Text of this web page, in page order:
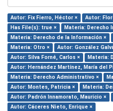
Autor: Fix Fierro, Héctor ×
Autor:
Has File(s): true ×
Materia: Derecho
Materia: Derecho de la Información ×
Materia: Otro ×
Autor: González
Autor: Silva Forné, Carlos ×
Materia:
Autor: Hernández Martínez, María del
Materia: Derecho Administrativo ×
Autor: Montes, Patricia ×
Materia:
Autor: Padrón Innamorato, Mauricio ×
Autor: Cáceres Nieto, Enrique ×